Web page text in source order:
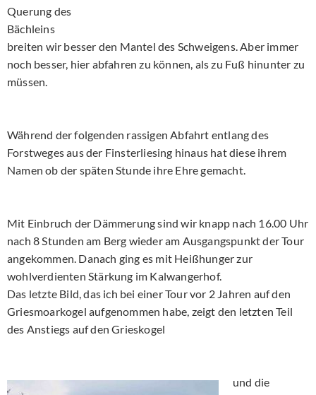
Querung des
Bächleins
breiten wir besser den Mantel des Schweigens. Aber immer
noch besser, hier abfahren zu können, als zu Fuß hinunter zu
müssen.
Während der folgenden rassigen Abfahrt entlang des
Forstweges aus der Finsterliesing hinaus hat diese ihrem
Namen ob der späten Stunde ihre Ehre gemacht.
Mit Einbruch der Dämmerung sind wir knapp nach 16.00 Uhr
nach 8 Stunden am Berg wieder am Ausgangspunkt der Tour
angekommen. Danach ging es mit Heißhunger zur
wohlverdienten Stärkung im Kalwangerhof.
Das letzte Bild, das ich bei einer Tour vor 2 Jahren auf den
Griesmoarkogel aufgenommen habe, zeigt den letzten Teil
des Anstiegs auf den Grieskogel
und die